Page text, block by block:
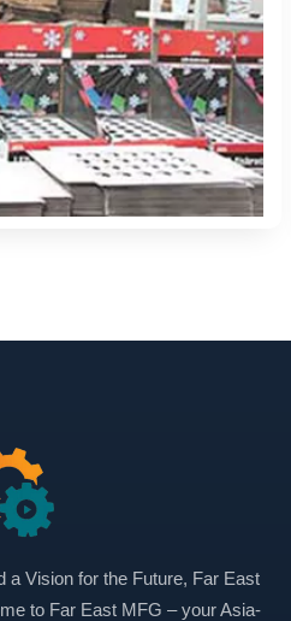
a Vision for the Future, Far East
to Far East MFG – your Asia-